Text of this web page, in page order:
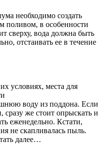
необходимо создать
поливом, в особенности
сверху, вода должна быть
отстаивать ее в течение
условиях, места для
воду из поддона. Если
сразу же стоит опрыскать и
еженедельно. Кстати,
не скапливалась пыль.
далее…